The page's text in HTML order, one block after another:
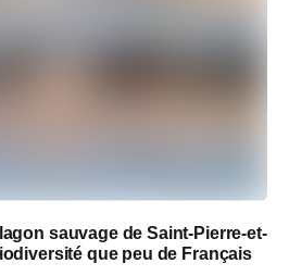
sauvage de Saint-Pierre-et-
que peu de Français